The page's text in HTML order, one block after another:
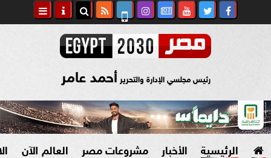
رئيس مجلسي الإدارة والتحرير أحمد عامر
الرئيسية الأخبار مشروعات مصر العالم الآن